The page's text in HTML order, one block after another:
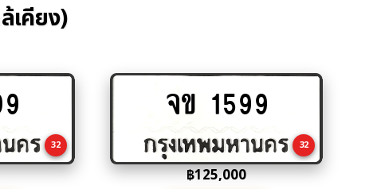
เคียง)
32
Add
to
จข 1599
32
฿125,000